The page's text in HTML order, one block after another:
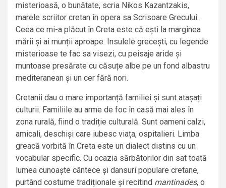
misterioasă, o bunătate, scria Nikos Kazantzakis,
marele scriitor cretan în opera sa Scrisoare Grecului.
Ceea ce mi-a plăcut în Creta este că ești la marginea
mării și ai munții aproape. Insulele grecești, cu legende
misterioase te fac sa visezi, cu peisaje aride și
muntoase presărate cu căsuțe albe pe un fond albastru
mediteranean și un cer fără nori.
Cretanii dau o mare importanță familiei și sunt atașați
culturii. Familiile au arme de foc în casă mai ales în
zona rurală, fiind o tradiție culturală. Sunt oameni calzi,
amicali, deschiși care iubesc viața, ospitalieri. Limba
greacă vorbită în Creta este un dialect distins cu un
vocabular specific. Cu ocazia sărbătorilor din sat toată
lumea cunoaște cântece și dansuri populare cretane,
purtând costume tradiționale și recitind mantinades, o